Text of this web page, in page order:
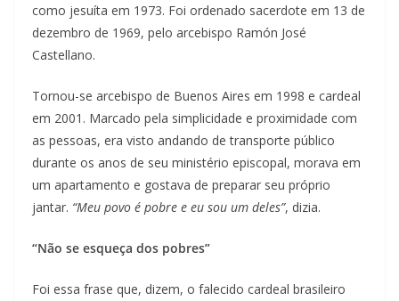
como jesuíta em 1973. Foi ordenado sacerdote em 13 de
dezembro de 1969, pelo arcebispo Ramón José
Castellano.
Tornou-se arcebispo de Buenos Aires em 1998 e cardeal
em 2001. Marcado pela simplicidade e proximidade com
as pessoas, era visto andando de transporte público
durante os anos de seu ministério episcopal, morava em
um apartamento e gostava de preparar seu próprio
jantar. “Meu povo é pobre e eu sou um deles”, dizia.
“Não se esqueça dos pobres”
Foi essa frase que, dizem, o falecido cardeal brasileiro